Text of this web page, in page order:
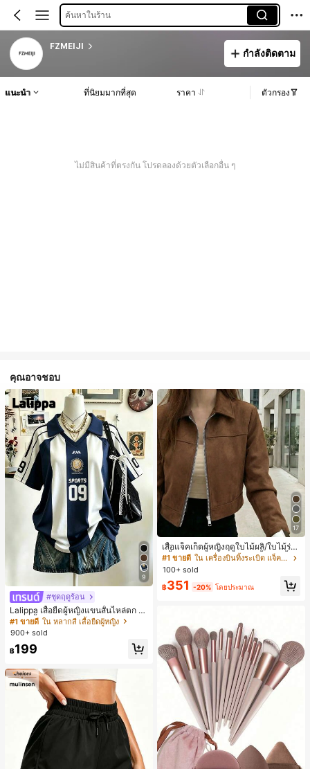
ค้นหาในร้าน
FZMEIJI
กำลังติดตาม
แนะนำ ที่นิยมมากที่สุด ราคา ตัวกรอง
ไม่มีสินค้าที่ตรงกัน โปรดลองด้วยตัวเลือกอื่น ๆ
คุณอาจชอบ
9
#ชุดฤดูร้อน
Lalippa เสื้อยืดผู้หญิงแขนสั้นไหล่ตก ค
อวีปกเสื้อ ลายพิมพ์ดิจิทัลลายทาง สไตล์
สปอร์ตแฟชั่นมินิมอล ของขวัญสำหรับเ
พื่อน
#1 ขายดี ใน หลากสี เสื้อยืดผู้หญิง
900+ sold
฿199
17
เสื้อแจ็คเก็ตผู้หญิงฤดูใบไม้ผลิ/ใบไม้ร่วง
สีพื้น หนังเทียม สไตล์ปกคอเสื้อ ซิปขึ้น
แขนยาว สไตล์ลำลอง วิทยาลัย สนามบิ
น เสื้อนอก สีน้ำตาล สไตล์สบายๆ ฤดูใบ
ไม้ร่วง
#1 ขายดี
ใน เครื่องบินทิ้งระเบิด แจ็คเก็ตผู้หญิง
100+ sold
฿351 -20% โดยประมาณ